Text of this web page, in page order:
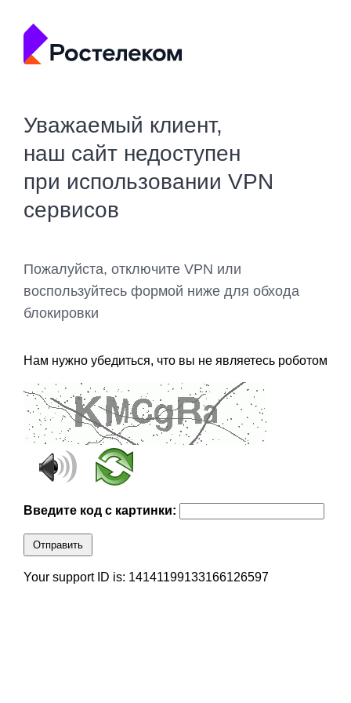
Уважаемый клиент,
наш сайт недоступен
при использовании VPN
сервисов
Пожалуйста, отключите VPN или
воспользуйтесь формой ниже для обхода
блокировки
Нам нужно убедиться, что вы не являетесь роботом
Введите код с картинки:
Отправить
Your support ID is: 14141199133166126597